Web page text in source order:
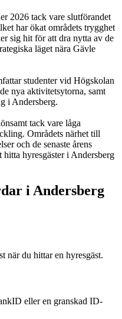
2026 tack vare slutförandet
har ökat områdets trygghet
sig hit för att dra nytta av de
läget nära Gävle
studenter vid Högskolan
nya aktivitetsytorna, samt
i Andersberg.
tack vare låga
Områdets närhet till
och de senaste årens
hyresgäster i Andersberg
i Andersberg
när du hittar en hyresgäst.
eller en granskad ID-